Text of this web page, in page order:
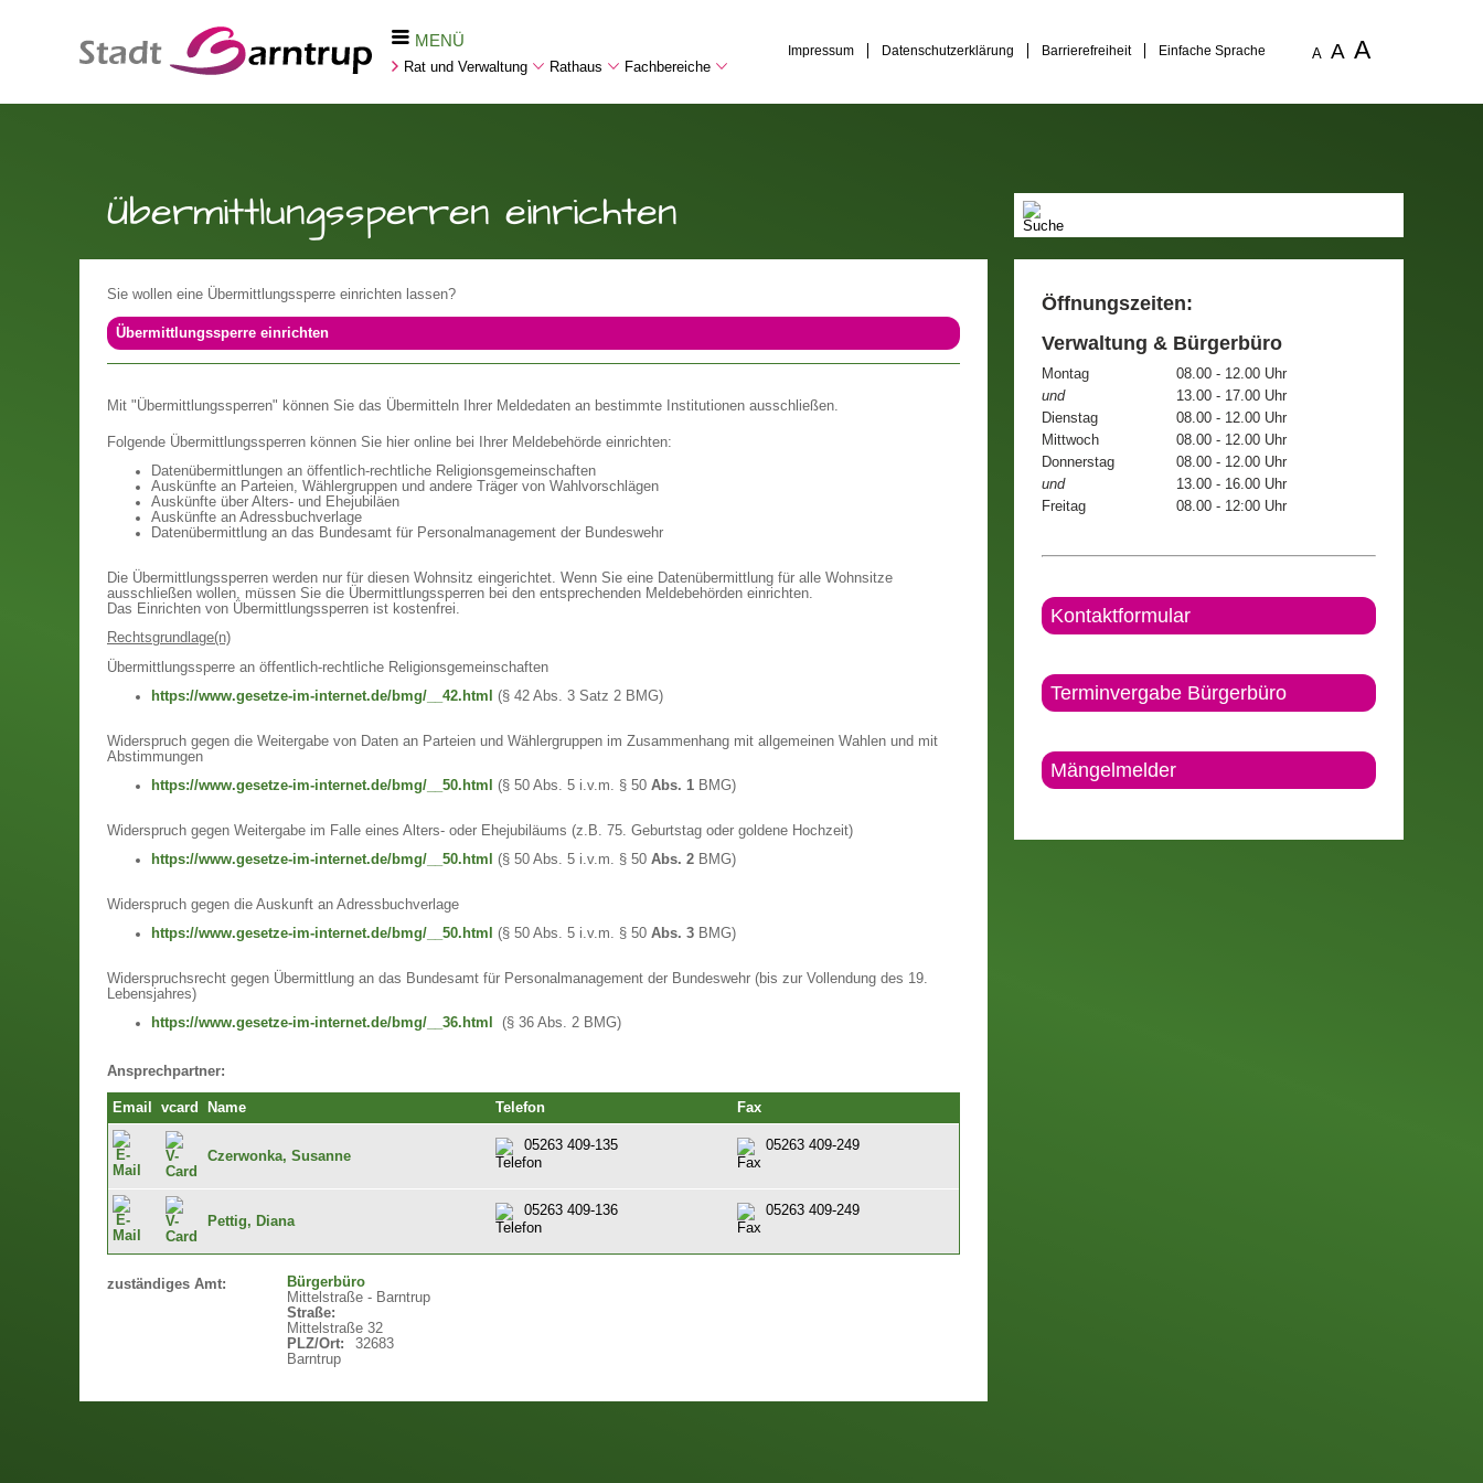
MENÜ
Rat und Verwaltung Rathaus Fachbereiche
Impressum Datenschutzerklärung Barrierefreiheit Einfache Sprache A A A
Übermittlungssperren einrichten
Sie wollen eine Übermittlungssperre einrichten lassen?
Übermittlungssperre einrichten
Mit "Übermittlungssperren" können Sie das Übermitteln Ihrer Meldedaten an bestimmte Institutionen ausschließen.
Folgende Übermittlungssperren können Sie hier online bei Ihrer Meldebehörde einrichten:
Datenübermittlungen an öffentlich-rechtliche Religionsgemeinschaften
Auskünfte an Parteien, Wählergruppen und andere Träger von Wahlvorschlägen
Auskünfte über Alters- und Ehejubiläen
Auskünfte an Adressbuchverlage
Datenübermittlung an das Bundesamt für Personalmanagement der Bundeswehr
Die Übermittlungssperren werden nur für diesen Wohnsitz eingerichtet. Wenn Sie eine Datenübermittlung für alle Wohnsitze
ausschließen wollen, müssen Sie die Übermittlungssperren bei den entsprechenden Meldebehörden einrichten.
Das Einrichten von Übermittlungssperren ist kostenfrei.
Rechtsgrundlage(n)
Übermittlungssperre an öffentlich-rechtliche Religionsgemeinschaften
https://www.gesetze-im-internet.de/bmg/__42.html
(§ 42 Abs. 3 Satz 2 BMG)
Widerspruch gegen die Weitergabe von Daten an Parteien und Wählergruppen im Zusammenhang mit allgemeinen Wahlen und mit
Abstimmungen
https://www.gesetze-im-internet.de/bmg/__50.html
(§ 50 Abs. 5 i.v.m. § 50 Abs. 1 BMG)
Widerspruch gegen Weitergabe im Falle eines Alters- oder Ehejubiläums (z.B. 75. Geburtstag oder goldene Hochzeit)
https://www.gesetze-im-internet.de/bmg/__50.html
(§ 50 Abs. 5 i.v.m. § 50 Abs. 2 BMG)
Widerspruch gegen die Auskunft an Adressbuchverlage
https://www.gesetze-im-internet.de/bmg/__50.html
(§ 50 Abs. 5 i.v.m. § 50 Abs. 3 BMG)
Widerspruchsrecht gegen Übermittlung an das Bundesamt für Personalmanagement der Bundeswehr (bis zur Vollendung des 19.
Lebensjahres)
https://www.gesetze-im-internet.de/bmg/__36.html
(§ 36 Abs. 2 BMG)
Ansprechpartner:
Email vcard Name Telefon Fax
Czerwonka, Susanne
05263 409-135 05263 409-249
Pettig, Diana
05263 409-136 05263 409-249
zuständiges Amt:
Bürgerbüro
Mittelstraße - Barntrup
Straße:
Mittelstraße 32
PLZ/Ort:
32683
Barntrup
Öffnungszeiten:
Verwaltung & Bürgerbüro
Montag
08.00 - 12.00 Uhr
und
13.00 - 17.00 Uhr
Dienstag
08.00 - 12.00 Uhr
Mittwoch
08.00 - 12.00 Uhr
Donnerstag
08.00 - 12.00 Uhr
und
13.00 - 16.00 Uhr
Freitag
08.00 - 12:00 Uhr
Kontaktformular
Terminvergabe Bürgerbüro
Mängelmelder